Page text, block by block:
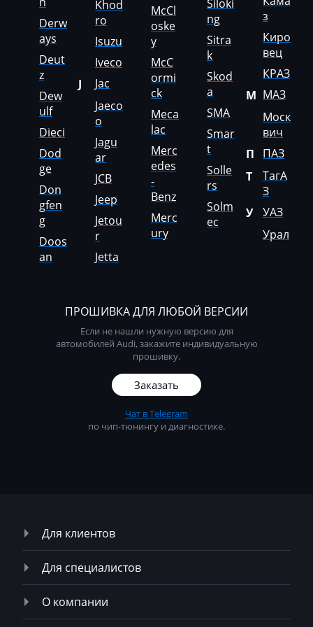
Mecalac
Mercedes-Benz
Mercury
Merlo
Metso
MG
Minelli
Mini
Mitsubishi
MST
Neoplan
NewHolland
Perkins
Peugeot
Derw
ays
Deut
z
Dew
ulf
Dieci
Dod
ge
Don
gfen
g
Doos
an
Khod
ro
Isuzu
Iveco
J
Jac
Jaeco
o
Jagu
ar
JCB
Jeep
Jetou
r
Jetta
McCl
oske
y
McC
ormi
ck
Meca
lac
Merc
edes
-
Benz
Merc
ury
Siloki
ng
Sitra
k
Skod
a
SMA
Smar
t
Solle
rs
Solm
ec
з
Киро
вец
КРАЗ
М МАЗ
Моск
вич
П
ПАЗ
Т
ТагА
З
У
УАЗ
Урал
ПРОШИВКА ДЛЯ ЛЮБОЙ ВЕРСИИ
Если не нашли нужную версию для
автомобилей Audi, закажите индивидуальную
прошивку.
Заказать
Чат в Telegram
по чип-тюнингу и диагностике.
Для клиентов
Для специалистов
О компании